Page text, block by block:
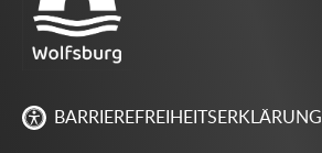
BARRIEREFREIHEITSERKLÄRUNG